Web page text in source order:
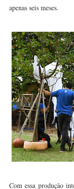
apenas seis meses.
Com essa produção